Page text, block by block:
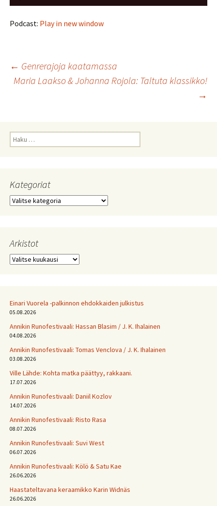
Podcast: Play in new window
Artikkelien
selaus
← Genrerajoja kaatamassa
Maria Laakso & Johanna Rojola: Taltuta klassikko!
→
Haku:
Kategoriat
Kategoriat
Arkistot
Arkistot
Einari Vuorela -palkinnon ehdokkaiden julkistus
05.08.2026
Annikin Runofestivaali: Has­san Bla­sim / J. K. Ihalainen
04.08.2026
Annikin Runofestivaali: Tomas Venclova / J. K. Ihalainen
03.08.2026
Ville Lähde: Kohta matka päättyy, rakkaani.
17.07.2026
Annikin Runofestivaali: Daniil Kozlov
14.07.2026
Annikin Runofestivaali: Risto Rasa
08.07.2026
Annikin Runofestivaali: Suvi West
06.07.2026
Annikin Runofestivaali: Kölö & Satu Kae
26.06.2026
Haastateltavana keraamikko Karin Widnäs
26.06.2026